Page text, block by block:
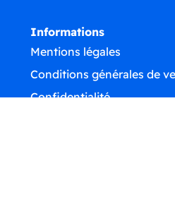
Informations
Mentions légales
Conditions générales de
Confidentialité